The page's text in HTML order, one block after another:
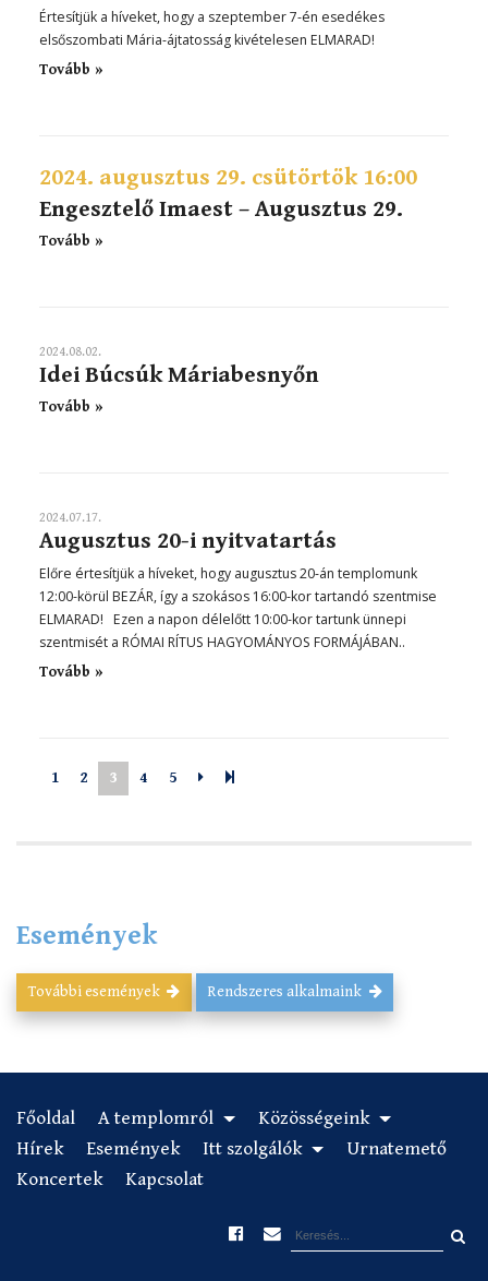
Értesítjük a híveket, hogy a szeptember 7-én esedékes
elsőszombati Mária-ájtatosság kivételesen ELMARAD!
Tovább »
2024. augusztus 29. csütörtök 16:00
Engesztelő Imaest – Augusztus 29.
Tovább »
2024.08.02.
Idei Búcsúk Máriabesnyőn
Tovább »
2024.07.17.
Augusztus 20-i nyitvatartás
Előre értesítjük a híveket, hogy augusztus 20-án templomunk
12:00-körül BEZÁR, így a szokásos 16:00-kor tartandó szentmise
ELMARAD! Ezen a napon délelőtt 10:00-kor tartunk ünnepi
szentmisét a RÓMAI RÍTUS HAGYOMÁNYOS FORMÁJÁBAN..
Tovább »
1 2 3 4 5
Next
Események
További események Rendszeres alkalmaink
Főoldal A templomról
Közösségeink
Hírek
Események Itt szolgálók
Urnatemető
Koncertek
Kapcsolat